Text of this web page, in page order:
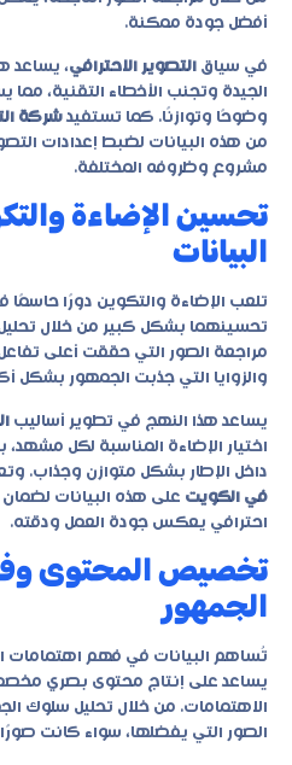
أفضل جودة ممكنة.
في سياق التصوير الاحترافي، يساعد
الجيدة وتجنب الأخطاء التقنية،
وضوحًا وتوازنًا. كما تستفيد شركة
من هذه البيانات لضبط إعدادات
مشروع وظروفه المختلفة.
تحسين الإضاءة
البيانات
تلعب الإضاءة والتكوين دورًا
تحسينهما بشكل كبير من خلال تحليل
مراجعة الصور التي حققت أعلى
والزوايا التي جذبت الجمهور بشكل
يساعد هذا النهج في تطوير أساليب
اختيار الإضاءة المناسبة لكل مشهد،
داخل الإطار بشكل متوازن وجذاب.
في الكويت على هذه البيانات
احترافي يعكس جودة العمل ودقته.
تخصيص المحتوى
الجمهور
تُساهم البيانات في فهم اهتمامات
يساعد على إنتاج محتوى بصري
الاهتمامات. من خلال تحليل سلوك
الصور التي يفضلها، سواء كانت صورًا